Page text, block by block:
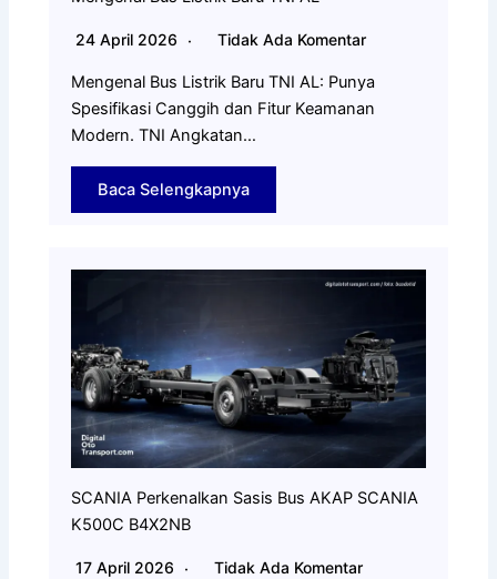
24 April 2026 Tidak Ada Komentar
Mengenal Bus Listrik Baru TNI AL: Punya
Spesifikasi Canggih dan Fitur Keamanan
Modern. TNI Angkatan…
Baca Selengkapnya
SCANIA Perkenalkan Sasis Bus AKAP SCANIA
K500C B4X2NB
17 April 2026 Tidak Ada Komentar